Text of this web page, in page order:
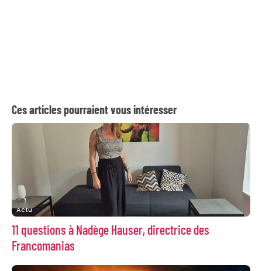
Ces articles pourraient vous intéresser
Actu
11 questions à Nadège Hauser, directrice des
Francomanias